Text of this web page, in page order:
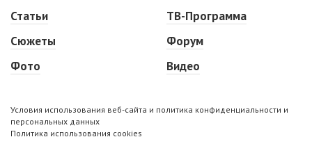
Статьи
Сюжеты
Фото
ТВ-Программа
Форум
Видео
Условия использования веб-сайта и политика конфиденциальности и
персональных данных
Политика использования cookies